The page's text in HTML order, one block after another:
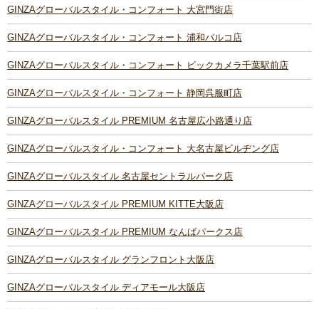
GINZAグローバルスタイル・コンフォート 大宮門街店
GINZAグローバルスタイル・コンフォート 浦和パルコ店
GINZAグローバルスタイル・コンフォート ビックカメラ千葉駅前店
GINZAグローバルスタイル・コンフォート 静岡呉服町店
GINZAグローバルスタイル PREMIUM 名古屋広小路通り店
GINZAグローバルスタイル・コンフォート 大名古屋ビルヂング店
GINZAグローバルスタイル 名古屋セントラルパーク店
GINZAグローバルスタイル PREMIUM KITTE大阪店
GINZAグローバルスタイル PREMIUM なんばパークス店
GINZAグローバルスタイル グランフロント大阪店
GINZAグローバルスタイル ディアモール大阪店